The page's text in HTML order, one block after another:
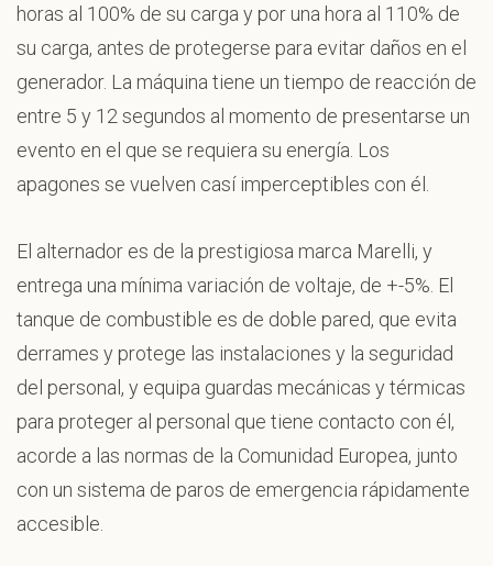
horas al 100% de su carga y por una hora al 110% de
su carga, antes de protegerse para evitar daños en el
generador. La máquina tiene un tiempo de reacción de
entre 5 y 12 segundos al momento de presentarse un
evento en el que se requiera su energía. Los
apagones se vuelven casí imperceptibles con él.
El alternador es de la prestigiosa marca Marelli, y
entrega una mínima variación de voltaje, de +-5%. El
tanque de combustible es de doble pared, que evita
derrames y protege las instalaciones y la seguridad
del personal, y equipa guardas mecánicas y térmicas
para proteger al personal que tiene contacto con él,
acorde a las normas de la Comunidad Europea, junto
con un sistema de paros de emergencia rápidamente
accesible.